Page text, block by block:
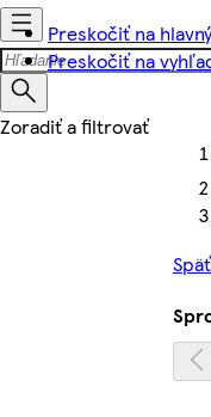
Preskočiť na
Preskočiť na